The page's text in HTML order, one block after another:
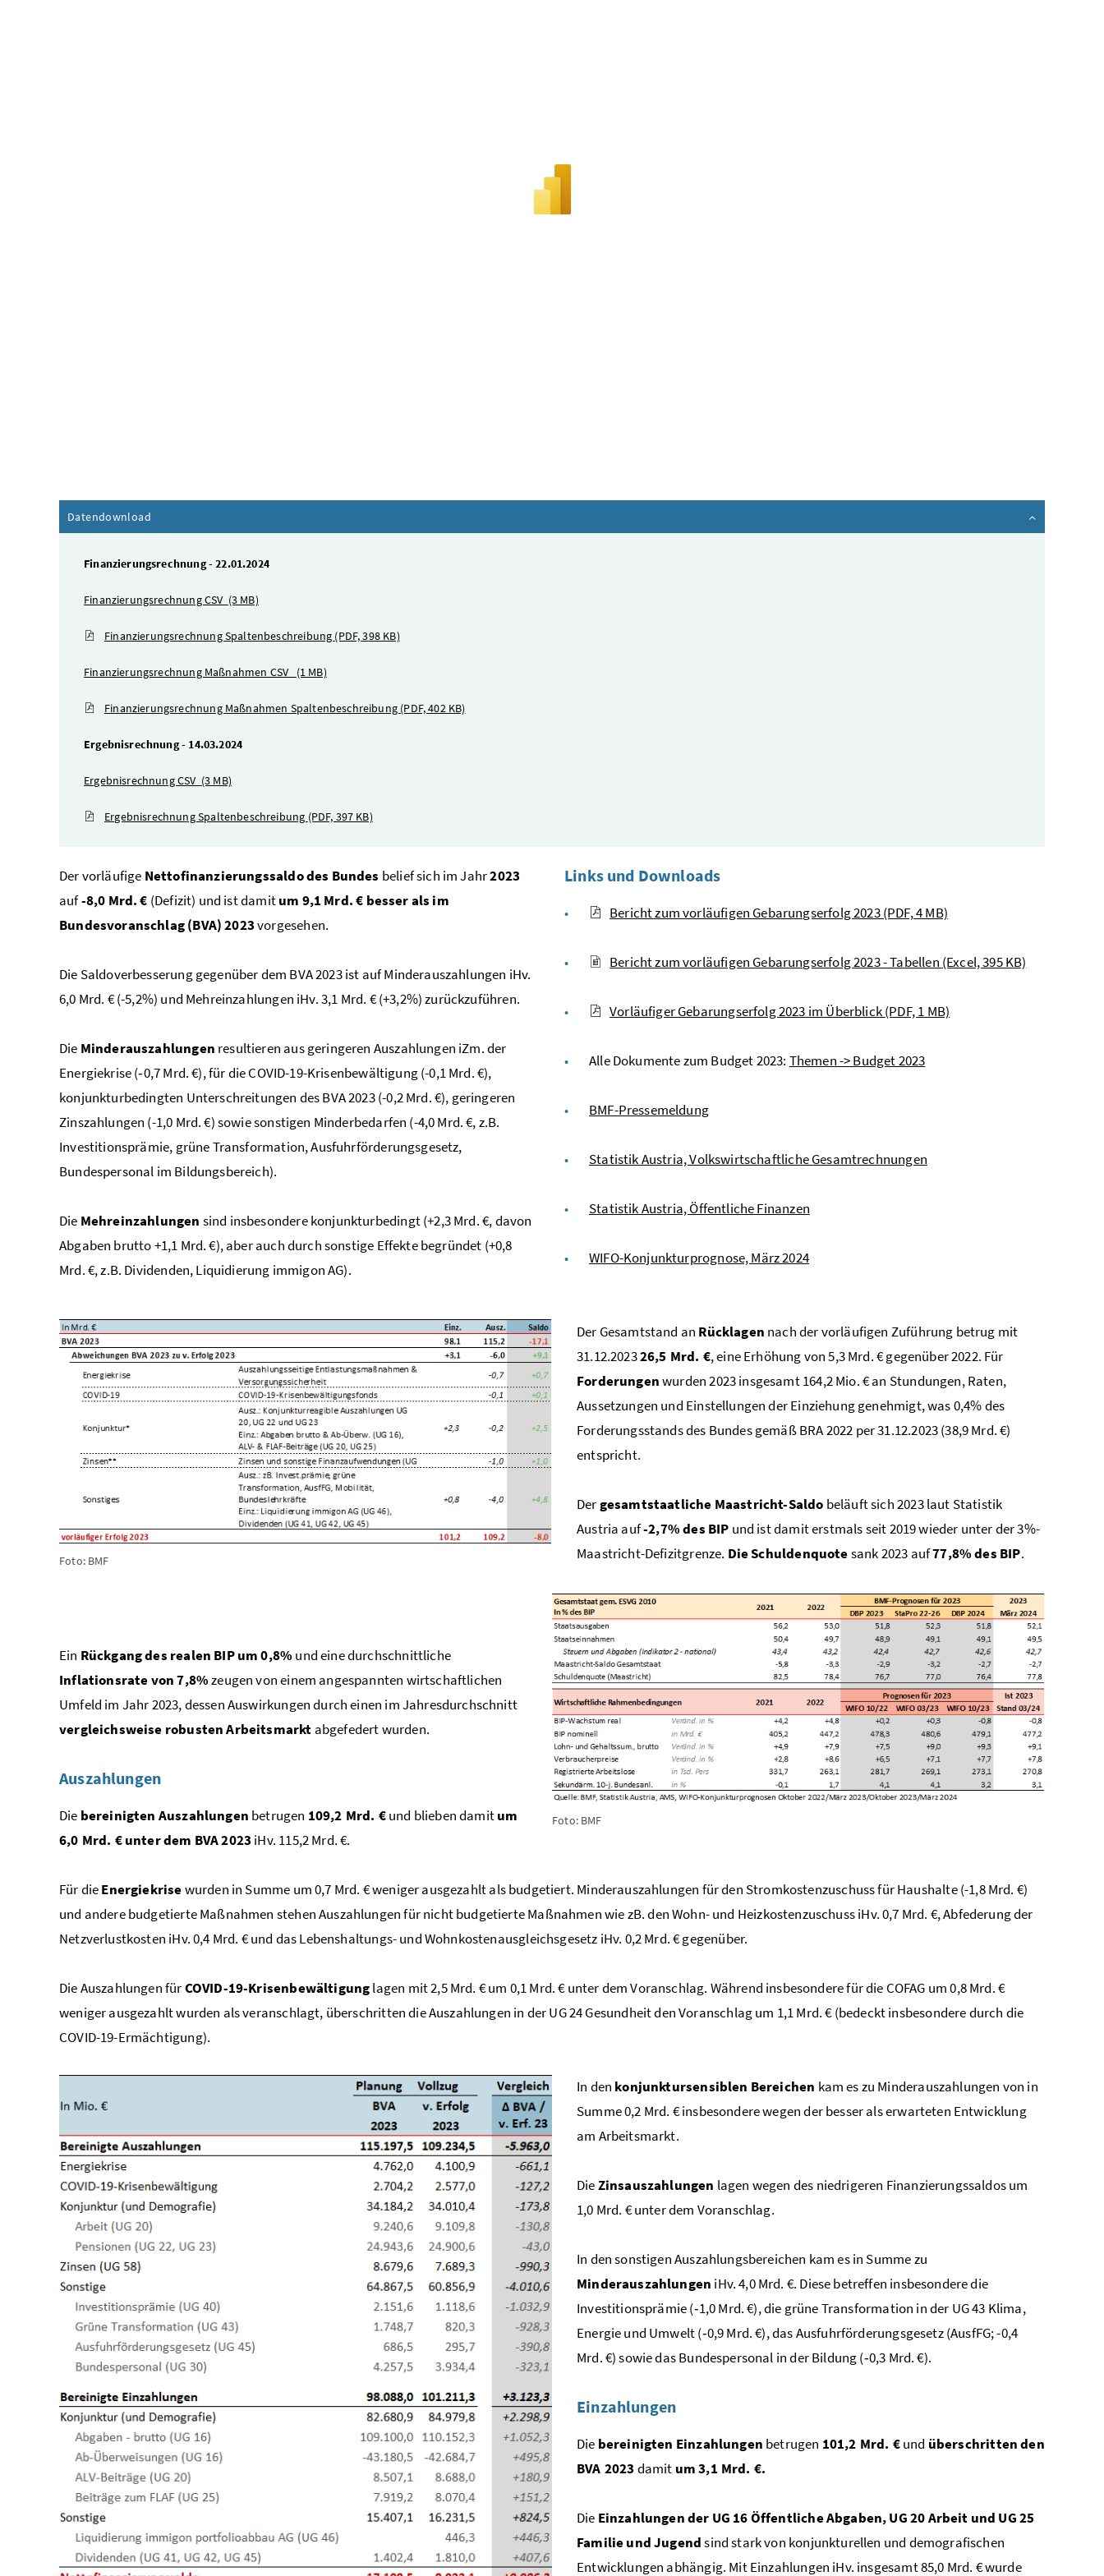
Datendownload
Finanzierungsrechnung - 22.01.2024
Finanzierungsrechnung CSV (3 MB)
Finanzierungsrechnung Spaltenbeschreibung (PDF, 398 KB)
Finanzierungsrechnung Maßnahmen CSV (1 MB)
Finanzierungsrechnung Maßnahmen Spaltenbeschreibung (PDF, 402 KB)
Ergebnisrechnung - 14.03.2024
Ergebnisrechnung CSV (3 MB)
Ergebnisrechnung Spaltenbeschreibung (PDF, 397 KB)
Der vorläufige Nettofinanzierungssaldo des Bundes belief sich im Jahr2023
auf-8,0 Mrd. € (Defizit) und ist damitum 9,1 Mrd. € besser als im
Bundesvoranschlag (BVA) 2023vorgesehen.
Die Saldoverbesserung gegenüber dem BVA 2023 ist auf Minderauszahlungen iHv.
6,0 Mrd. € (-5,2%) und Mehreinzahlungen iHv. 3,1 Mrd. € (+3,2%) zurückzuführen.
Die Minderauszahlungen resultieren aus geringeren Auszahlungen iZm. der
Energiekrise (‑0,7 Mrd. €), für die COVID-19-Krisenbewältigung (-0,1 Mrd. €),
konjunkturbedingten Unterschreitungen des BVA 2023 (-0,2 Mrd. €), geringeren
Zinszahlungen (-1,0 Mrd. €) sowie sonstigen Minderbedarfen (-4,0 Mrd. €, z.B.
Investitionsprämie, grüne Transformation, Ausfuhrförderungsgesetz,
Bundespersonal im Bildungsbereich).
Die Mehreinzahlungen sind insbesondere konjunkturbedingt (+2,3 Mrd. €, davon
Abgaben brutto +1,1 Mrd. €), aber auch durch sonstige Effekte begründet (+0,8
Mrd. €, z.B. Dividenden, Liquidierung immigon AG).
Links und Downloads
Bericht zum vorläufigen Gebarungserfolg 2023(PDF, 4 MB)
Bericht zum vorläufigen Gebarungserfolg 2023 - Tabellen (Excel, 395 KB)
Vorläufiger Gebarungserfolg 2023 im Überblick(PDF, 1 MB)
Alle Dokumente zum Budget 2023: Themen -> Budget 2023
BMF-Pressemeldung
Statistik Austria, Volkswirtschaftliche Gesamtrechnungen
Statistik Austria, Öffentliche Finanzen
WIFO-Konjunkturprognose, März 2024
Foto: BMF
Der Gesamtstand an Rücklagen nach der vorläufigen Zuführung betrug mit
31.12.202326,5 Mrd. €, eine Erhöhung von 5,3 Mrd. € gegenüber 2022. Für
Forderungenwurden 2023 insgesamt 164,2 Mio. € an Stundungen, Raten,
Aussetzungen und Einstellungen der Einziehung genehmigt, was 0,4% des
Forderungsstands des Bundes gemäß BRA 2022 per 31.12.2023 (38,9 Mrd. €)
entspricht.
Foto: BMF
Dergesamtstaatliche Maastricht-Saldo beläuft sich 2023 laut Statistik
Austria auf-2,7% des BIP und ist damit erstmals seit 2019 wieder unter der 3%-
Maastricht-Defizitgrenze. Die Schuldenquotesank 2023 auf77,8% des BIP.
Ein Rückgang des realen BIP um 0,8%und eine durchschnittliche
Inflationsrate von 7,8%zeugen von einem angespannten wirtschaftlichen
Umfeld im Jahr 2023, dessen Auswirkungen durch einen im Jahresdurchschnitt
vergleichsweise robusten Arbeitsmarkt abgefedert wurden.
Auszahlungen
Die bereinigten Auszahlungen betrugen 109,2 Mrd. €und blieben damitum
6,0 Mrd. € unter dem BVA 2023iHv. 115,2 Mrd. €.
Für dieEnergiekrisewurden in Summe um 0,7 Mrd. € weniger ausgezahlt als budgetiert. Minderauszahlungen für den Stromkostenzuschuss für Haushalte (-1,8 Mrd. €)
und andere budgetierte Maßnahmen stehen Auszahlungen für nicht budgetierte Maßnahmen wie zB. den Wohn- und Heizkostenzuschuss iHv. 0,7 Mrd. €, Abfederung der
Netzverlustkosten iHv. 0,4 Mrd. € und das Lebenshaltungs- und Wohnkostenausgleichsgesetz iHv. 0,2 Mrd. € gegenüber.
Die Auszahlungen fürCOVID-19-Krisenbewältigunglagen mit 2,5 Mrd. € um 0,1 Mrd. € unter dem Voranschlag. Während insbesondere für die COFAG um 0,8 Mrd. €
weniger ausgezahlt wurden als veranschlagt, überschritten die Auszahlungen in der UG 24 Gesundheit den Voranschlag um 1,1 Mrd. € (bedeckt insbesondere durch die
COVID-19-Ermächtigung).
In den konjunktursensiblen Bereichen kam es zu Minderauszahlungen von in
Summe 0,2 Mrd. € insbesondere wegen der besser als erwarteten Entwicklung
am Arbeitsmarkt.
DieZinsauszahlungen lagen wegen des niedrigeren Finanzierungssaldos um
1,0 Mrd. € unter dem Voranschlag.
In den sonstigen Auszahlungsbereichen kam es in Summe zu
Minderauszahlungen iHv. 4,0 Mrd. €. Diese betreffen insbesondere die
Investitionsprämie (‑1,0 Mrd. €), die grüne Transformation in der UG 43 Klima,
Energie und Umwelt (‑0,9 Mrd. €), das Ausfuhrförderungsgesetz (AusfFG; -0,4
Mrd. €) sowie das Bundespersonal in der Bildung (‑0,3 Mrd. €).
Einzahlungen
Die bereinigten Einzahlungen betrugen 101,2 Mrd. €und überschritten den
BVA 2023damit um 3,1 Mrd. €.
Die Einzahlungen der UG 16 Öffentliche Abgaben, UG 20 Arbeit und UG 25
Familie und Jugendsind stark von konjunkturellen und demografischen
Entwicklungen abhängig. Mit Einzahlungen iHv. insgesamt 85,0 Mrd. € wurde